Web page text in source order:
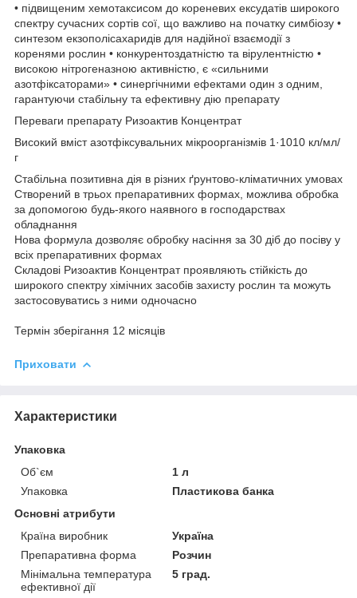
• підвищеним хемотаксисом до кореневих ексудатів широкого
спектру сучасних сортів сої, що важливо на початку симбіозу •
синтезом екзополісахаридів для надійної взаємодії з
коренями рослин • конкурентоздатністю та вірулентністю •
високою нітрогеназною активністю, є «сильними
азотфіксаторами» • синергічними ефектами один з одним,
гарантуючи стабільну та ефективну дію препарату
Переваги препарату Ризоактив Концентрат
Високий вміст азотфіксувальних мікроорганізмів 1·1010 кл/мл/
г
Стабільна позитивна дія в різних ґрунтово-кліматичних умовах
Створений в трьох препаративних формах, можлива обробка
за допомогою будь-якого наявного в господарствах
обладнання
Нова формула дозволяє обробку насіння за 30 діб до посіву у
всіх препаративних формах
Складові Ризоактив Концентрат проявляють стійкість до
широкого спектру хімічних засобів захисту рослин та можуть
застосовуватись з ними одночасно
Термін зберігання 12 місяців
Приховати
Характеристики
Упаковка
Об`єм
1 л
Упаковка
Пластикова банка
Основні атрибути
Країна виробник
Україна
Препаративна форма
Розчин
Мінімальна температура
ефективної дії
5 град.